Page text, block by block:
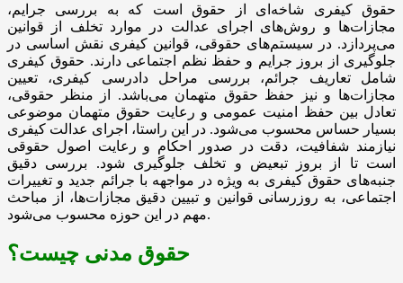
حقوق کیفری شاخه‌ای از حقوق است که به بررسی جرایم،
مجازات‌ها و روش‌های اجرای عدالت در موارد تخلف از قوانین
می‌پردازد. در سیستم‌های حقوقی، قوانین کیفری نقش اساسی در
جلوگیری از بروز جرایم و حفظ نظم اجتماعی دارند. حقوق کیفری
شامل تعاریف جرائم، بررسی مراحل دادرسی کیفری، تعیین
مجازات‌ها و نیز حفظ حقوق متهمان می‌باشد. از منظر حقوقی،
تعادل بین حفظ امنیت عمومی و رعایت حقوق متهمان موضوعی
بسیار حساس محسوب می‌شود. در این راستا، اجرای عدالت کیفری
نیازمند شفافیت، دقت در صدور احکام و رعایت اصول حقوقی
است تا از بروز تبعیض و تخلف جلوگیری شود. بررسی دقیق
جنبه‌های حقوق کیفری به ویژه در مواجهه با جرائم جدید و تغییرات
اجتماعی، به روزرسانی قوانین و تبیین دقیق مجازات‌ها، از مباحث
مهم در این حوزه محسوب می‌شود.
حقوق مدنی چیست؟